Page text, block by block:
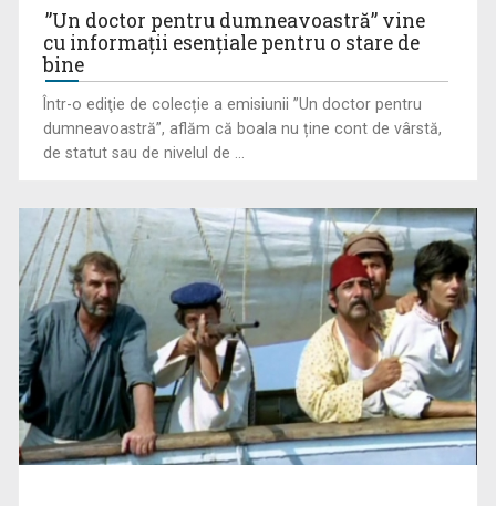
„E cool să fii cult!”, în curând la TVR 1 și TVR 2
Universitatea de Vară, la Băile Tușnad | VIDEO
”Un doctor pentru dumneavoastră” vine
cu informații esențiale pentru o stare de
bine
Într-o ediţie de colecție a emisiunii ”Un doctor pentru
dumneavoastră”, aflăm că boala nu ține cont de vârstă,
de statut sau de nivelul de ...